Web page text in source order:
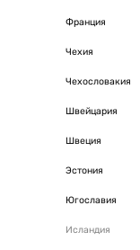
Франция
Чехия
Чехословакия
Швейцария
Швеция
Эстония
Югославия
Исландия